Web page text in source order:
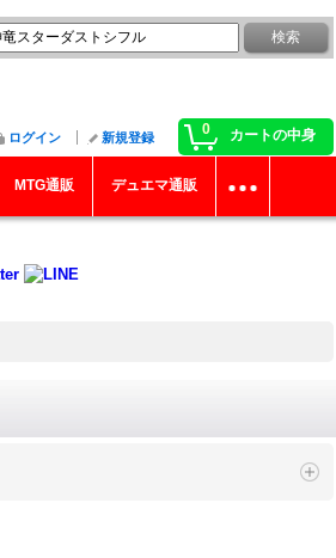
0 カートの中身
ログイン 新規登録
MTG通販 デュエマ通販